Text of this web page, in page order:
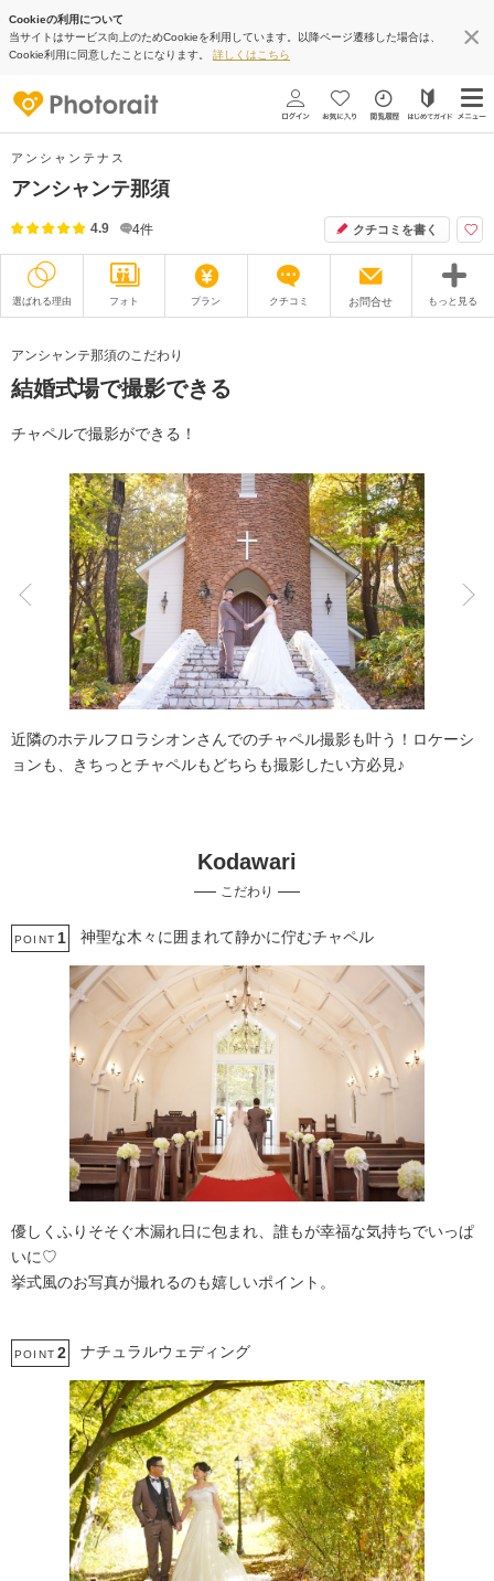
Cookieの利用について
当サイトはサービス向上のためCookieを利用しています。以降ページ遷移した場合は、
Cookie利用に同意したことになります。 詳しくはこちら
アンシャンテナス
アンシャンテ那須
4.9 4件 クチコミを書く
選ばれる理由 フォト プラン クチコミ お問合せ もっと見る
衣装
オプション
アクセス/TEL スタジオトップ
こだわりポイント
撮影前の打ち合わせ ペットと撮影
豊富なドレス
豊富な白無垢 家族・友人と撮影
ガーデンでの撮影
神社・寺院での撮影
女性フォトグラファー
動画の作成
アンシャンテ那須のこだわり
結婚式場で撮影できる
チャペルで撮影ができる！
近隣のホテルフロラシオンさんでのチャペル撮影も叶う！ロケーシ
ョンも、きちっとチャペルもどちらも撮影したい方必見♪
Kodawari
こだわり
POINT 1 神聖な木々に囲まれて静かに佇むチャペル
優しくふりそそぐ木漏れ日に包まれ、誰もが幸福な気持ちでいっぱ
いに♡
挙式風のお写真が撮れるのも嬉しいポイント。
POINT 2 ナチュラルウェディング